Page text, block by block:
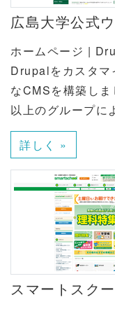
広島大学公式
ホームページ |
Drupalをカスタマ
なCMSを構築し
以上のグループに
詳しく »
スマートスク